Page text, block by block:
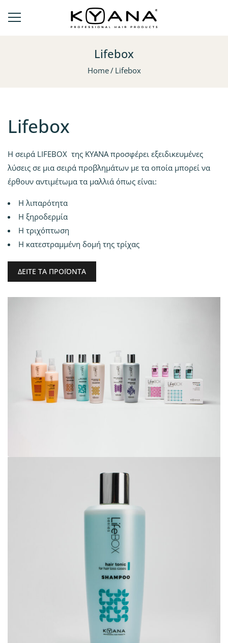
Lifebox
Home Lifebox
Lifebox
Η σειρά LIFEBOX της ΚΥΑΝΑ προσφέρει εξειδικευμένες
λύσεις σε μια σειρά προβλημάτων με τα οποία μπορεί να
έρθουν αντιμέτωμα τα μαλλιά όπως είναι:
Η λιπαρότητα
Η ξηροδερμία
Η τριχόπτωση
Η κατεστραμμένη δομή της τρίχας
ΔΕΙΤΕ ΤΑ ΠΡΟΪΟΝΤΑ